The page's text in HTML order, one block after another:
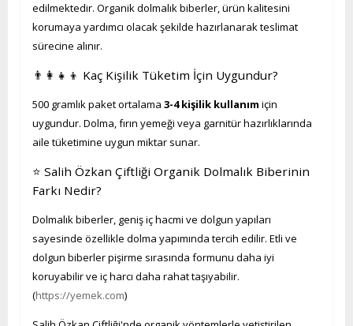
edilmektedir. Organik dolmalık biberler, ürün kalitesini
korumaya yardımcı olacak şekilde hazırlanarak teslimat
sürecine alınır.
👨‍👩‍👧‍👦 Kaç Kişilik Tüketim İçin Uygundur?
500 gramlık paket ortalama 3-4 kişilik kullanım için
uygundur. Dolma, fırın yemeği veya garnitür hazırlıklarında
aile tüketimine uygun miktar sunar.
⭐ Salih Özkan Çiftliği Organik Dolmalık Biberinin
Farkı Nedir?
Dolmalık biberler, geniş iç hacmi ve dolgun yapıları
sayesinde özellikle dolma yapımında tercih edilir. Etli ve
dolgun biberler pişirme sırasında formunu daha iyi
koruyabilir ve iç harcı daha rahat taşıyabilir.
(https://yemek.com)